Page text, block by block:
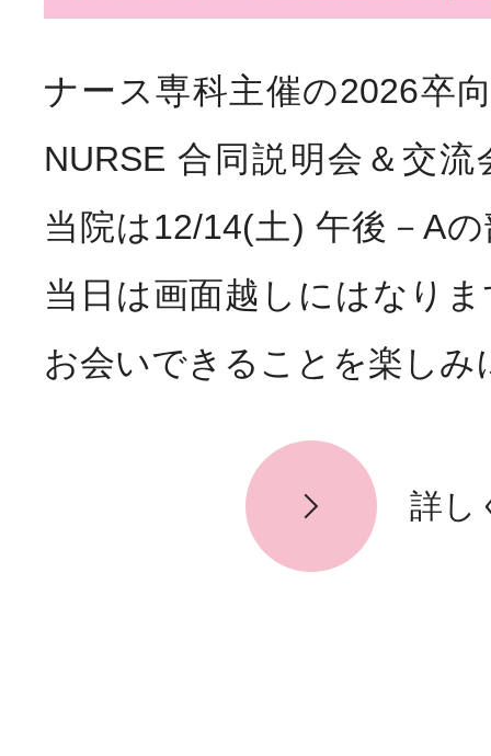
インターンシップ
病院説明会
ナース専科主催の2026卒
NURSE 合同説明会＆交
当院は12/14(土) 午後－A
当日は画面越しにはなり
お会いできることを楽し
詳し